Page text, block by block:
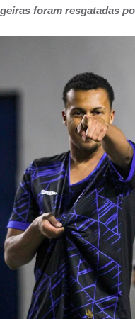
foram resgatadas